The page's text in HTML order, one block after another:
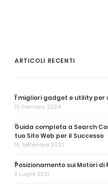
ARTICOLI RECENTI
I migliori gadget e utility per
13 Gennaio 2024
Guida completa a Search
tuo Sito Web per il Successo
16 Settembre 2023
Posizionamento sui Motori di
11 Luglio 2021